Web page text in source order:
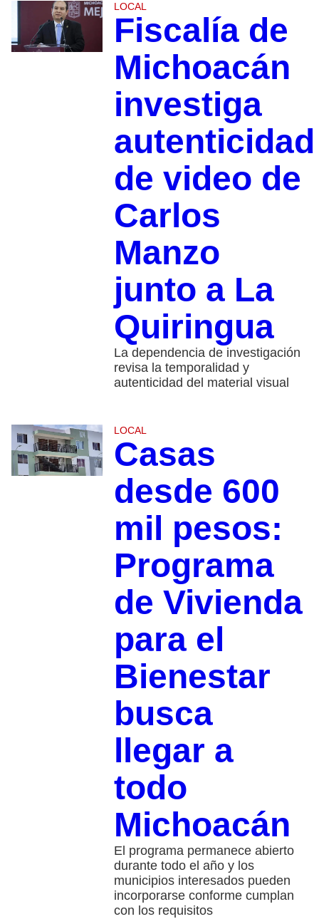
LOCAL
Fiscalía de
Michoacán
investiga
autenticidad
de video de
Carlos
Manzo
junto a La
Quiringua
La dependencia de investigación
revisa la temporalidad y
autenticidad del material visual
LOCAL
Casas
desde 600
mil pesos:
Programa
de Vivienda
para el
Bienestar
busca
llegar a
todo
Michoacán
El programa permanece abierto
durante todo el año y los
municipios interesados pueden
incorporarse conforme cumplan
con los requisitos